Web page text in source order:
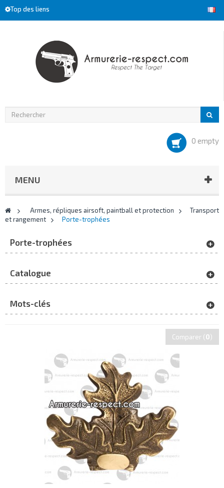
Top des liens
0 empty
MENU
> Armes, répliques airsoft, paintball et protection >
Transport
et rangement
> Porte-trophées
Porte-trophées
Catalogue
Mots-clés
Comparer (0)